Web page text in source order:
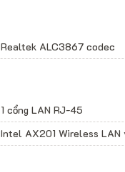
Realtek ALC3867 codec
1 cổng LAN RJ-45
Intel AX201 Wireless